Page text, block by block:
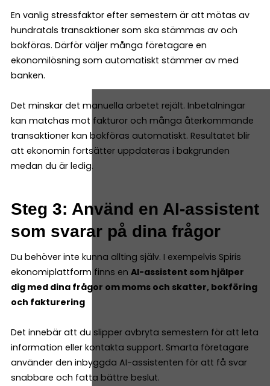
En vanlig stressfaktor efter semestern är att mötas av
hundratals transaktioner som ska stämmas av och
bokföras. Därför väljer många företagare en
ekonomilösning som automatiskt stämmer av med
banken.
Det minskar det manuella arbetet rejält. Inbetalningar
kan matchas mot fakturor och många återkommande
transaktioner kan bokföras automatiskt. Resultatet blir
att ekonomin fortsätter uppdateras i bakgrunden
medan du är ledig.
Steg 3: Använd en AI-assistent
som svarar på dina frågor
Du behöver inte kunna allting själv. I exempelvis Spiris
ekonomiplattform finns en AI-assistent som hjälper
dig med dina frågor om moms och skatter, bokföring
och fakturering
Det innebär att du slipper avbryta semestern för att leta
information eller kontakta support. Smarta företagare
använder den inbyggda AI-assistenten för att få svar
snabbare och fatta bättre beslut.